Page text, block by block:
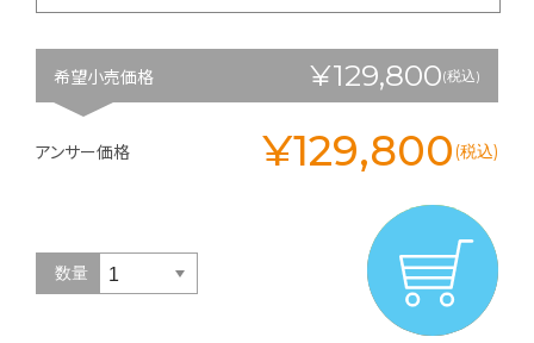
希望小売価格 ¥129,800(税込)
アンサー価格 ¥129,800 (税込)
数量